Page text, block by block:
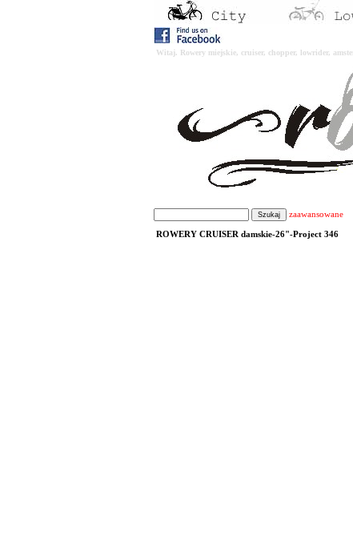
Witaj. Rowery miejskie, cruiser, chopper, lowrider,
zaawansowane
ROWERY CRUISER damskie-26"-Project 346